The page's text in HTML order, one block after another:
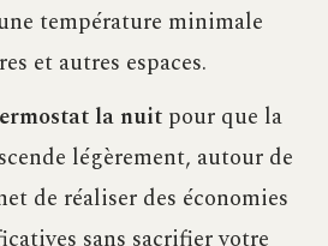
température minimale
et autres espaces.
la nuitpour que la
légèrement, autour de
de réaliser des économies